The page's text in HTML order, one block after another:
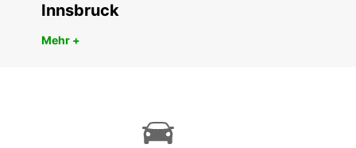
Innsbruck
Mehr +